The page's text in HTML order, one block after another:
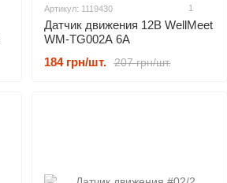
Артикул: 1119430 1
Датчик движения 12В WellMeet
WM-TG002A 6А
207 грн/шт.
184 грн/шт.